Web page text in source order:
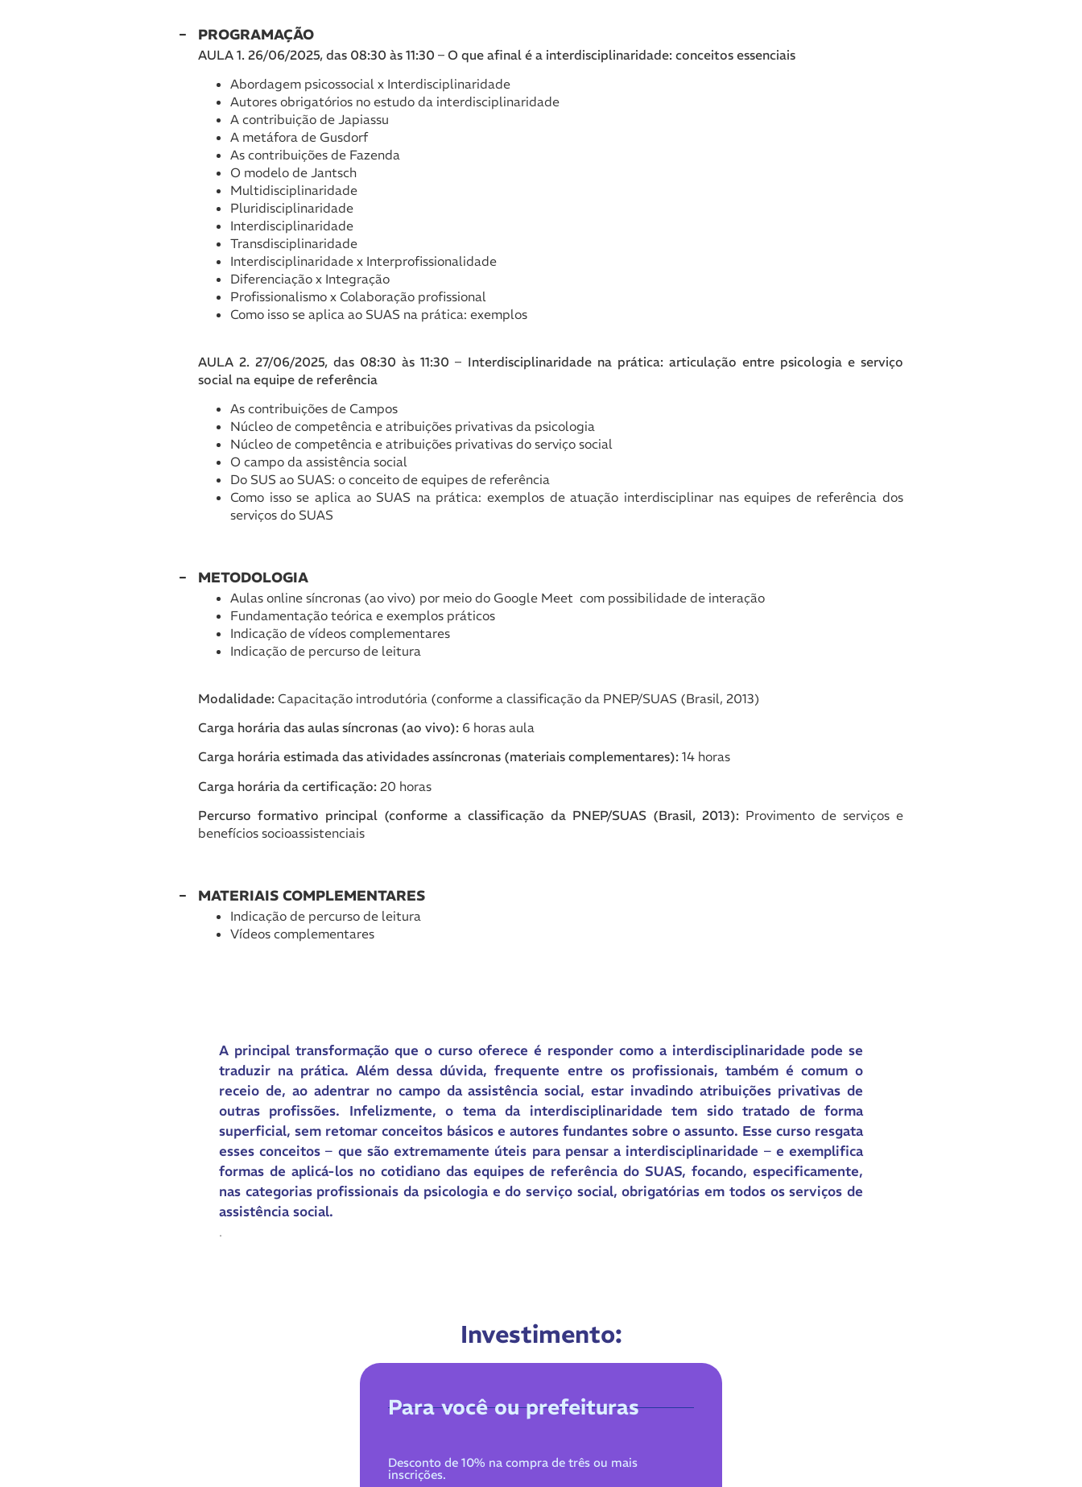
PROGRAMAÇÃO
AULA 1. 26/06/2025, das 08:30 às 11:30 – O que afinal é a interdisciplinaridade: conceitos essenciais
Abordagem psicossocial x Interdisciplinaridade
Autores obrigatórios no estudo da interdisciplinaridade
A contribuição de Japiassu
A metáfora de Gusdorf
As contribuições de Fazenda
O modelo de Jantsch
Multidisciplinaridade
Pluridisciplinaridade
Interdisciplinaridade
Transdisciplinaridade
Interdisciplinaridade x Interprofissionalidade
Diferenciação x Integração
Profissionalismo x Colaboração profissional
Como isso se aplica ao SUAS na prática: exemplos
AULA 2. 27/06/2025, das 08:30 às 11:30 – Interdisciplinaridade na prática: articulação entre psicologia e serviço
social na equipe de referência
As contribuições de Campos
Núcleo de competência e atribuições privativas da psicologia
Núcleo de competência e atribuições privativas do serviço social
O campo da assistência social
Do SUS ao SUAS: o conceito de equipes de referência
Como isso se aplica ao SUAS na prática: exemplos de atuação interdisciplinar nas equipes de referência dos
serviços do SUAS
METODOLOGIA
Aulas online síncronas (ao vivo) por meio do Google Meet com possibilidade de interação
Fundamentação teórica e exemplos práticos
Indicação de vídeos complementares
Indicação de percurso de leitura
Modalidade: Capacitação introdutória (conforme a classificação da PNEP/SUAS (Brasil, 2013)
Carga horária das aulas síncronas (ao vivo): 6 horas aula
Carga horária estimada das atividades assíncronas (materiais complementares): 14 horas
Carga horária da certificação: 20 horas
Percurso formativo principal (conforme a classificação da PNEP/SUAS (Brasil, 2013): Provimento de serviços e
benefícios socioassistenciais
MATERIAIS COMPLEMENTARES
Indicação de percurso de leitura
Vídeos complementares
A principal transformação que o curso oferece é responder como a interdisciplinaridade pode se
traduzir na prática. Além dessa dúvida, frequente entre os profissionais, também é comum o
receio de, ao adentrar no campo da assistência social, estar invadindo atribuições privativas de
outras profissões. Infelizmente, o tema da interdisciplinaridade tem sido tratado de forma
superficial, sem retomar conceitos básicos e autores fundantes sobre o assunto. Esse curso resgata
esses conceitos – que são extremamente úteis para pensar a interdisciplinaridade – e exemplifica
formas de aplicá-los no cotidiano das equipes de referência do SUAS, focando, especificamente,
nas categorias profissionais da psicologia e do serviço social, obrigatórias em todos os serviços de
assistência social.
.
Investimento:
Para você ou prefeituras
Desconto de 10% na compra de três ou mais
inscrições.